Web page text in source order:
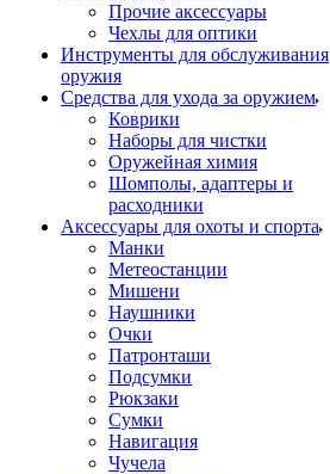
Прочие аксессуары
Чехлы для оптики
Инструменты для обслуживания
оружия
Средства для ухода за оружием
Коврики
Наборы для чистки
Оружейная химия
Шомполы, адаптеры и
расходники
Аксессуары для охоты и спорта
Манки
Метеостанции
Мишени
Наушники
Очки
Патронташи
Подсумки
Рюкзаки
Сумки
Навигация
Чучела